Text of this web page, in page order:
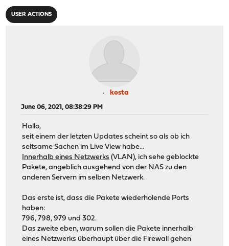
USER ACTIONS
kosta
June 06, 2021, 08:38:29 PM
Hallo,
seit einem der letzten Updates scheint so als ob ich
seltsame Sachen im Live View habe...
Innerhalb eines Netzwerks (VLAN), ich sehe geblockte
Pakete, angeblich ausgehend von der NAS zu den
anderen Servern im selben Netzwerk.
Das erste ist, dass die Pakete wiederholende Ports
haben:
796, 798, 979 und 302.
Das zweite eben, warum sollen die Pakete innerhalb
eines Netzwerks überhaupt über die Firewall gehen